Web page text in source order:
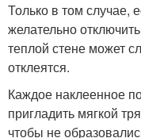
Только в том случае,
желательно
теплой стене может
отклеятся.
Каждое наклеенное
пригладить мягкой
чтобы не